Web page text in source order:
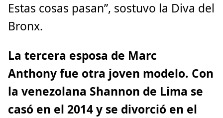
Estas cosas pasan”, sostuvo la Diva del
Bronx.
La tercera esposa de Marc
Anthony fue otra joven modelo. Con
la venezolana Shannon de Lima se
casó en el 2014 y se divorció en el